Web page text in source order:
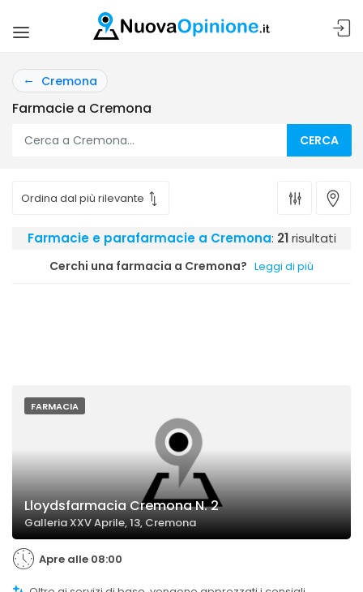
Cremona
Farmacie a Cremona
CERCA
Farmacie e parafarmacie a Cremona: 21risultati
Cerchi una farmacia a Cremona? Leggi di più
FARMACIA
Lloydsfarmacia Cremona N. 2
Galleria XXV Aprile, 13, Cremona
Apre alle 08:00